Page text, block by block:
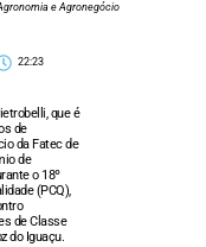
e Agronegócio
22:23
que é
de
da Fatec de
de
o 18º
(PCQ),
de Classe
do Iguaçu.